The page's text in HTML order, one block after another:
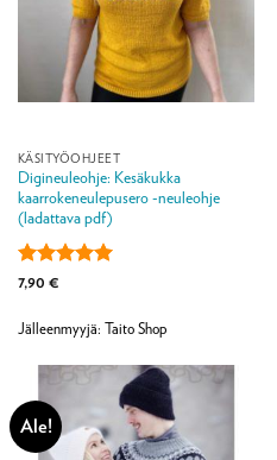
KÄSITYÖOHJEET
Digineuleohje: Kesäkukka
kaarrokeneulepusero -neuleohje
(ladattava pdf)
Arvostelu
/ 5
7,90 €
Jälleenmyyjä: Taito Shop
Ale!